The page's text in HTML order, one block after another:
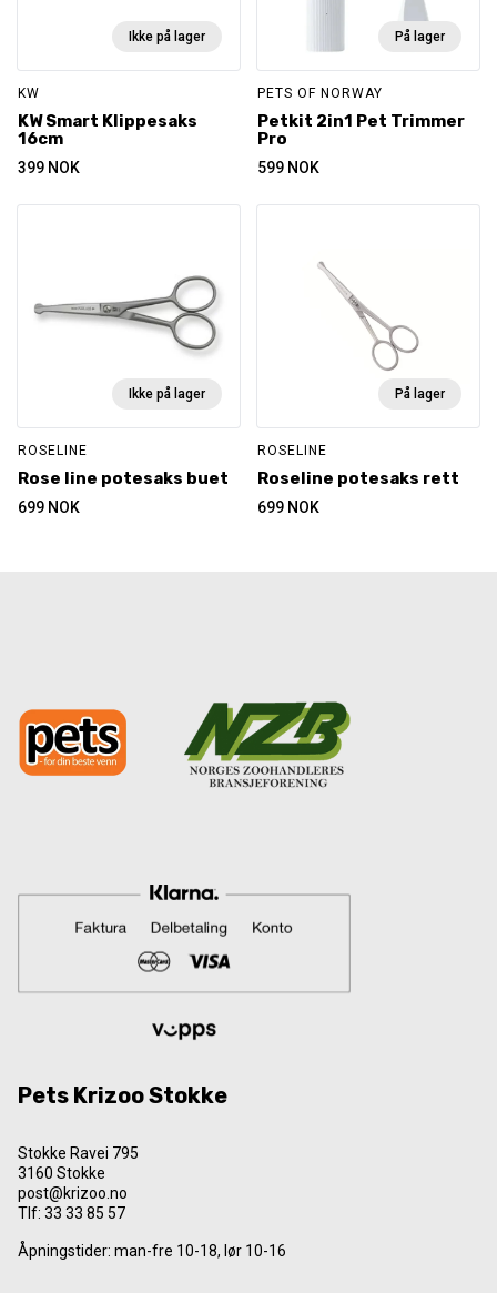
Ikke på lager
KW
KW Smart Klippesaks
16cm
399 NOK
På lager
PETS OF NORWAY
Petkit 2in1 Pet Trimmer
Pro
599 NOK
Ikke på lager
ROSELINE
Rose line potesaks buet
699 NOK
På lager
ROSELINE
Roseline potesaks rett
699 NOK
Pets Krizoo Stokke
Stokke Ravei 795
3160 Stokke
post@krizoo.no
Tlf: 33 33 85 57
Åpningstider: man-fre 10-18, lør 10-16